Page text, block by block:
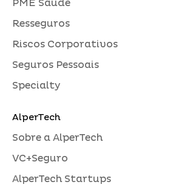
PME Saúde
Resseguros
Riscos Corporativos
Seguros Pessoais
Specialty
AlperTech
Sobre a AlperTech
VC+Seguro
AlperTech Startups